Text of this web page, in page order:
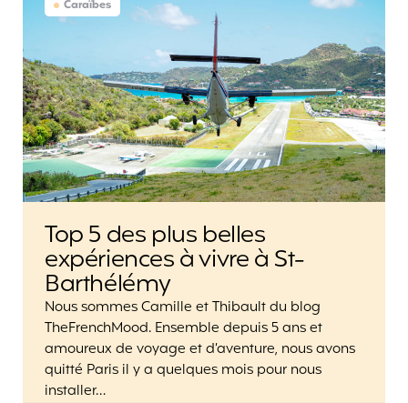
Caraïbes
Top 5 des plus belles
expériences à vivre à St-
Barthélémy
Nous sommes Camille et Thibault du blog
TheFrenchMood. Ensemble depuis 5 ans et
amoureux de voyage et d’aventure, nous avons
quitté Paris il y a quelques mois pour nous
installer…